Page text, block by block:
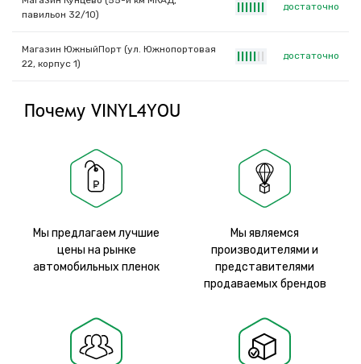
павильон 32/10)
достаточно
Магазин ЮжныйПорт (ул. Южнопортовая
22, корпус 1)
достаточно
Почему VINYL4YOU
Мы предлагаем лучшие
цены на рынке
автомобильных пленок
Мы являемся
производителями и
представителями
продаваемых брендов